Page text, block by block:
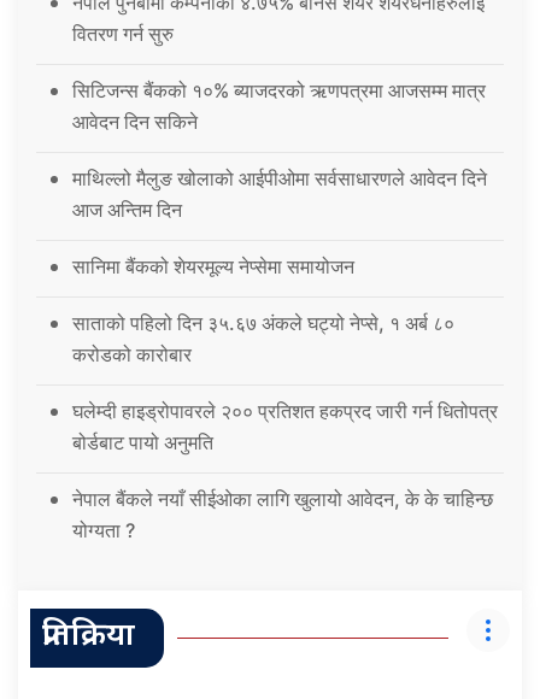
वितरण गर्न सुरु
सिटिजन्स बैंकको १०% ब्याजदरको ऋणपत्रमा आजसम्म मात्र
आवेदन दिन सकिने
माथिल्लो मैलुङ खोलाको आईपीओमा सर्वसाधारणले आवेदन दिने
आज अन्तिम दिन
सानिमा बैंकको शेयरमूल्य नेप्सेमा समायोजन
साताको पहिलो दिन ३५.६७ अंकले घट्यो नेप्से, १ अर्ब ८०
करोडको कारोबार
घलेम्दी हाइड्रोपावरले २०० प्रतिशत हकप्रद जारी गर्न धितोपत्र
बोर्डबाट पायो अनुमति
नेपाल बैंकले नयाँ सीईओका लागि खुलायो आवेदन, के के चाहिन्छ
योग्यता ?
प्रतिक्रिया